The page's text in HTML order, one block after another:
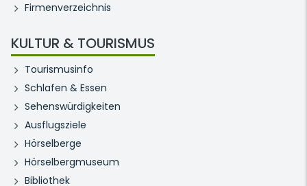
Firmenverzeichnis
KULTUR & TOURISMUS
Tourismusinfo
Schlafen & Essen
Sehenswürdigkeiten
Ausflugsziele
Hörselberge
Hörselbergmuseum
Bibliothek